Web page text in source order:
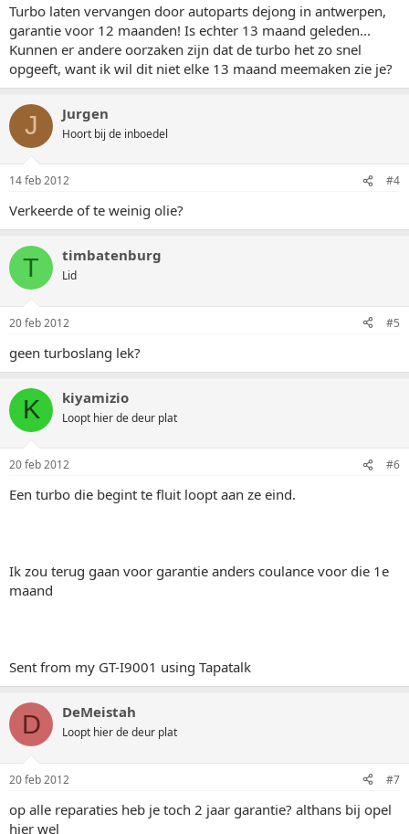
Turbo laten vervangen door autoparts dejong in antwerpen,
garantie voor 12 maanden! Is echter 13 maand geleden...
Kunnen er andere oorzaken zijn dat de turbo het zo snel
opgeeft, want ik wil dit niet elke 13 maand meemaken zie je?
J Jurgen
Hoort bij de inboedel
14 feb 2012 #4
Verkeerde of te weinig olie?
T timbatenburg
Lid
20 feb 2012 #5
geen turboslang lek?
K kiyamizio
Loopt hier de deur plat
20 feb 2012 #6
Een turbo die begint te fluit loopt aan ze eind.
Ik zou terug gaan voor garantie anders coulance voor die 1e
maand
Sent from my GT-I9001 using Tapatalk
D DeMeistah
Loopt hier de deur plat
20 feb 2012 #7
op alle reparaties heb je toch 2 jaar garantie? althans bij opel
hier wel